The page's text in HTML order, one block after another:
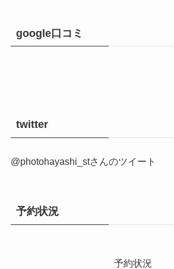
google口コミ
twitter
@photohayashi_stさんのツイート
予約状況
予約状況